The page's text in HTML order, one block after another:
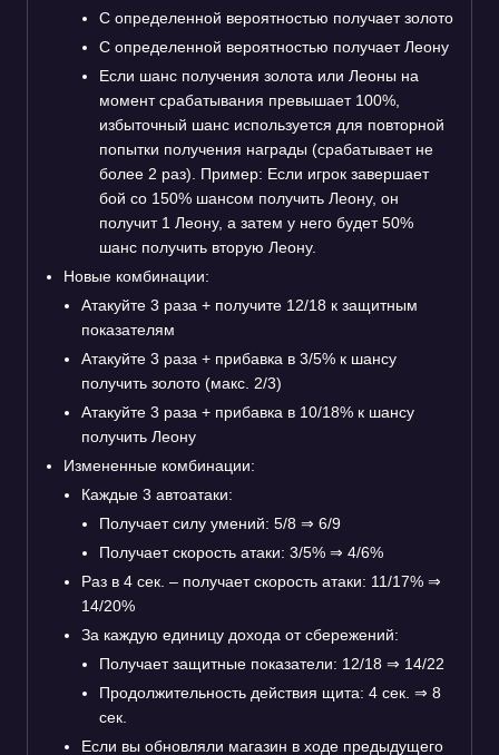
С определенной вероятностью получает золото
С определенной вероятностью получает Леону
Если шанс получения золота или Леоны на
момент срабатывания превышает 100%,
избыточный шанс используется для повторной
попытки получения награды (срабатывает не
более 2 раз). Пример: Если игрок завершает
бой со 150% шансом получить Леону, он
получит 1 Леону, а затем у него будет 50%
шанс получить вторую Леону.
Новые комбинации:
Атакуйте 3 раза + получите 12/18 к защитным
показателям
Атакуйте 3 раза + прибавка в 3/5% к шансу
получить золото (макс. 2/3)
Атакуйте 3 раза + прибавка в 10/18% к шансу
получить Леону
Измененные комбинации:
Каждые 3 автоатаки:
Получает силу умений: 5/8 ⇒ 6/9
Получает скорость атаки: 3/5% ⇒ 4/6%
Раз в 4 сек. – получает скорость атаки: 11/17% ⇒
14/20%
За каждую единицу дохода от сбережений:
Получает защитные показатели: 12/18 ⇒ 14/22
Продолжительность действия щита: 4 сек. ⇒ 8
сек.
Если вы обновляли магазин в ходе предыдущего